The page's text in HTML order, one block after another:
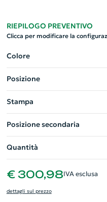
pranzo. Dotato di un
spazio per cibi tanto solidi
insalate, come liquidi come
che desiderano regali
RIEPILOGO PREVENTIVO
Clicca per modificare la
Colore
Posizione
Stampa
Posizione secondaria
Quantità
€ 300,98IVA esclusa
dettagli sul prezzo